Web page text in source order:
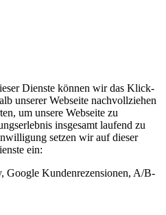
Dienste können wir das Klick-
unserer Webseite nachvollziehen
um unsere Webseite zu
insgesamt laufend zu
setzen wir auf dieser
ein:
Google Kundenrezensionen, A/B-